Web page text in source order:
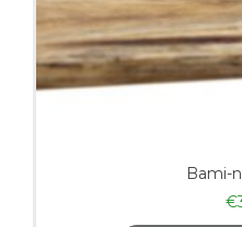
Bami-
€